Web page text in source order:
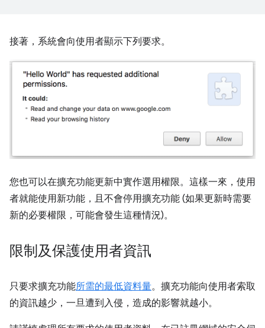
接著，系統會向使用者顯示下列要求。
您也可以在擴充功能更新中實作選用權限。這樣一來，使用
者就能使用新功能，且不會停用擴充功能 (如果更新時需要
新的必要權限，可能會發生這種情況)。
限制及保護使用者資訊
只要求擴充功能所需的最低資料量。擴充功能向使用者索取
的資訊越少，一旦遭到入侵，造成的影響就越小。